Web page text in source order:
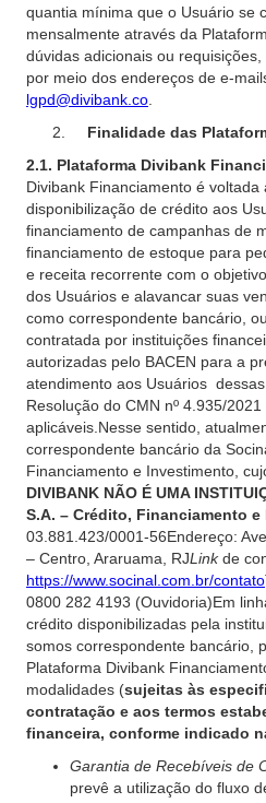
quantia mínima que o Usuário se
mensalmente através da
dúvidas adicionais ou
por meio dos endereços de e-
lgpd@divibank.co
Finalidade das
2.1. Plataforma Divibank
Divibank Financiamento é voltada
disponibilização de crédito aos
financiamento de campanhas de
financiamento de estoque para
e receita recorrente com o
dos Usuários e alavancar suas
como correspondente bancário,
contratada por instituições
autorizadas pelo BACEN para a
atendimento aos Usuários
Resolução do CMN nº 4.935/
aplicáveis.Nesse sentido,
correspondente bancário da
Financiamento e Investimento,
DIVIBANK NÃO É UMA
S.A. – Crédito, Financiamento
03.881.423/0001-56Endereço:
– Centro, Araruama, RJLinkde
https://www.socinal.com.br/contato
0800 282 4193 (Ouvidoria)Em
crédito disponibilizadas pela
somos correspondente bancário,
Plataforma Divibank
modalidades (sujeitas às
contratação e aos termos
financeira, conforme indicado
Garantia de Recebíveis de
prevê a utilização do fluxo